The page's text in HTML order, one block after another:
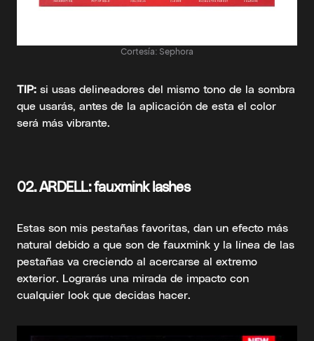
Cortesía: Sephora
TIP: si usas delineadores del mismo tono de la sombra
que usarás, antes de la aplicación de esta el color
será más vibrante.
02.ARDELL: fauxmink lashes
Estas son mis pestañas favoritas, dan un efecto más
natural debido a que son de fauxmink y la línea de las
pestañas va creciendo al acercarse al extremo
exterior. Lograrás una mirada de impacto con
cualquier look que decidas hacer.